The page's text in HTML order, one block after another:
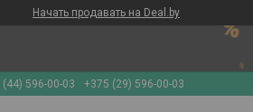
Начать продавать на Deal.by
596-00-03 +375 (29) 596-00-03